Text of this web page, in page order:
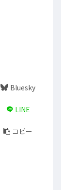
Bluesky
LINE
コピー